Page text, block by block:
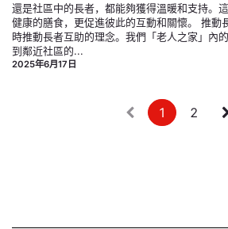
還是社區中的長者，都能夠獲得溫暖和支持。
健康的膳食，更促進彼此的互動和關懷。 推​動
時推動長者互助的理念。我們「老人之家」內
到鄰近社區的...
2025年6月17日
1 2